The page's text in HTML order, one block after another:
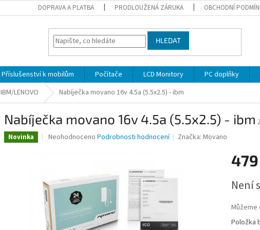
DOPRAVA A PLATBA PRODLOUŽENÁ ZÁRUKA OBCHODNÍ
HLEDAT
Příslušenství k mobilům Počítače LCD Monitory PC doplňky
IBM/LENOVO Nabíječka movano 16v 4.5a (5.5x2.5) - ibm
Nabíječka movano 16v 4.5a (5.5x2.5) - ibm
Novinka
Průměrné
z
5
hvězdiček.
Neohodnoceno Podrobnosti hodnocení Značka:Movano
cena:
Není
Můžeme
Položka